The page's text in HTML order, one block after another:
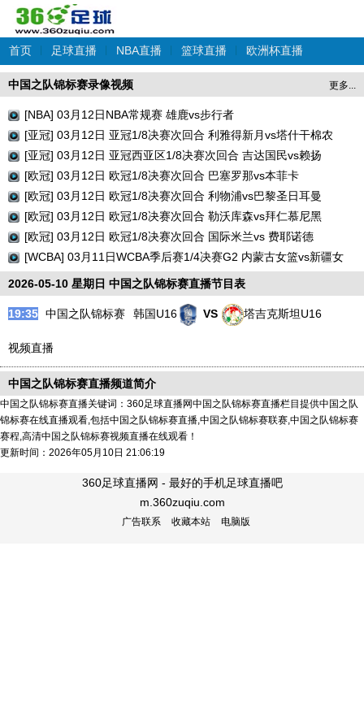
首页 足球直播 NBA直播 篮球直播 欧洲杯直播
更多...
中国之队锦标赛录像视频
[NBA] 03月12日NBA常规赛 雄鹿vs步行者
[亚冠] 03月12日 亚冠1/8决赛次回合 利雅得新月vs塔什干棉农
[亚冠] 03月12日 亚冠西亚区1/8决赛次回合 吉达国民vs赖扬
[欧冠] 03月12日 欧冠1/8决赛次回合 巴塞罗那vs本菲卡
[欧冠] 03月12日 欧冠1/8决赛次回合 利物浦vs巴黎圣日耳曼
[欧冠] 03月12日 欧冠1/8决赛次回合 勒沃库森vs拜仁慕尼黑
[欧冠] 03月12日 欧冠1/8决赛次回合 国际米兰vs 费耶诺德
[WCBA] 03月11日WCBA季后赛1/4决赛G2 内蒙古女篮vs新疆女
篮
2026-05-10 星期日 中国之队锦标赛直播节目表
19:35 中国之队锦标赛 韩国U16 VS 塔吉克斯坦U16
视频直播
中国之队锦标赛直播频道简介
中国之队锦标赛直播关键词：360足球直播网中国之队锦标赛直播栏目提供中国之队
锦标赛在线直播观看,包括中国之队锦标赛直播,中国之队锦标赛联赛,中国之队锦标赛
赛程,高清中国之队锦标赛视频直播在线观看！
更新时间：2026年05月10日 21:06:19
360足球直播网 - 最好的手机足球直播吧
m.360zuqiu.com
广告联系 收藏本站 电脑版